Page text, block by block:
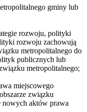
gminy lub
rozwoju, polityki
rozwoju zachowują
metropolitalnego do
publicznych lub
metropolitalnego;
miejscowego
związku
nowych aktów prawa